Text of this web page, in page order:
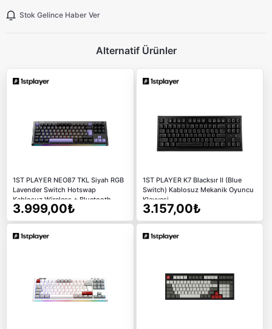
Stok Gelince Haber Ver
Alternatif Ürünler
1ST PLAYER NEO87 TKL Siyah RGB
Lavender Switch Hotswap
Kablosuz Wireless + Bluetooth
Türkçe Mekanik Oyuncu Klavyesi
3.999,00₺
1ST PLAYER K7 Blacksır II (Blue
Switch) Kablosuz Mekanik Oyuncu
Klavyesi
3.157,00₺